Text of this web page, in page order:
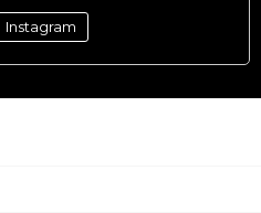
Instagram